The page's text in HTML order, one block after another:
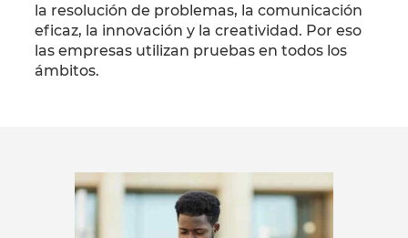
la resolución de problemas, la comunicación
eficaz, la innovación y la creatividad. Por eso
las empresas utilizan pruebas en todos los
ámbitos.